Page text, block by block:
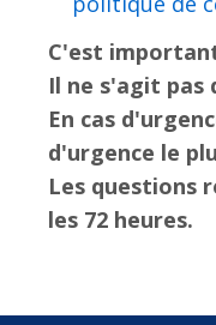
C'est
Il ne s'agit pas
En cas
d'urgence le
Les questions
les 72 heures.